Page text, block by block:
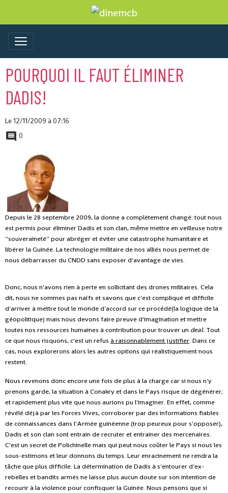
POURQUOI IL FAUT ÉLIMINER
DADIS!
Le 12/11/2009 à 07:16
0
Depuis le 28 septembre 2009, la donne a complètement changé: tout nous
est permis pour éliminer Dadis et son clan, même mettre en veilleuse notre
''souveraineté'' pour abréger et éviter une catastrophe humanitaire et
libérer la Guinée. La technologie militaire de nos alliés nous permet de
nous débarrasser du CNDD sans exposer d'avantage de vies.
Donc, nous n'avons rien à perte en sollicitant des drones militaires. Cela
dit, nous ne sommes pas naïfs et savons que c'est compliqué et difficile
d'arriver à mettre tout le monde d'accord sur ce procédé(la logique de la
géopolitique) mais nous devons faire preuve d'imagination et mettre
toutes nos ressources humaines à contribution pour trouver un deal. Tout
ce que nous risquons, c'est un refus à raisonnablement justifier. Dans ce
cas, nous explorerons alors les autres options qui réalistiquement nous
restent.
Nous revenons donc encore une fois de plus à la charge car si nous n'y
prenons garde, la situation à Conakry et dans le Pays risque de dégénérer;
et rapidement plus vite que nous aurions pu l'imaginer. En effet, comme
révélé déjà par les Forces Vives, corroborer par des informations fiables
de connaissances dans l'Armée guinéenne (trop peureux pour s'opposer),
Dadis et son clan sont entrain de recruter et entrainer des mercenaires.
C'est un secret de Polichinelle mais qui peut nous coûter le Pays si nous les
sous-estimons et leur donnons du temps. Leur enracinement ne rendra la
tâche que plus difficile. La détermination de Dadis à s'entourer d'ex-
rebelles et bandits armés ne laisse plus aucun doute sur son intention de
recourir à la violence pour confisquer la Guinée. Nous pensons que si